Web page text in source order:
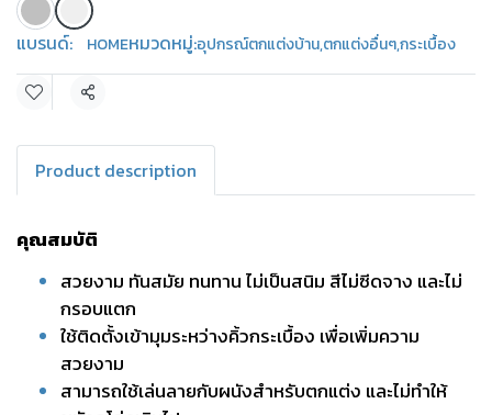
แบรนด์: HOMEหมวดหมู่:อุปกรณ์ตกแต่งบ้าน,ตกแต่งอื่นๆ,กระเบื้อง
แชร์
Product description
คุณสมบัติ
สวยงาม ทันสมัย ทนทาน ไม่เป็นสนิม สีไม่ซีดจาง และไม่
กรอบแตก
ใช้ติดตั้งเข้ามุมระหว่างคิ้วกระเบื้อง เพื่อเพิ่มความ
สวยงาม
สามารถใช้เล่นลายกับผนังสำหรับตกแต่ง และไม่ทำให้